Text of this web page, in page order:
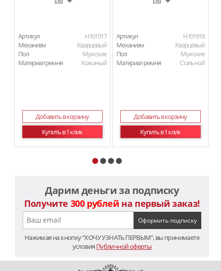
Артикул
H101917
Механизм
Кварцевый
Пол
Мужские
Материал ремня
Кожаный
Добавить в корзину
Купить в 1 клик
Артикул
H101918
Механизм
Кварцевый
Пол
Мужские
Материал ремня
Стальной
Добавить в корзину
Купить в 1 клик
Дарим деньги за подписку
Получите 300 рублей на первый заказ!
Нажимая на кнопку “ХОЧУ УЗНАТЬ ПЕРВЫМ”, вы принимаете
условия Публичной оферты